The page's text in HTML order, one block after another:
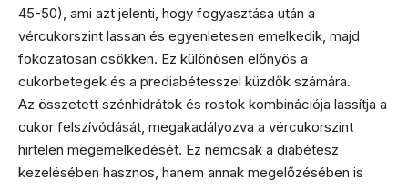
45-50), ami azt jelenti, hogy fogyasztása után a
vércukorszint lassan és egyenletesen emelkedik, majd
fokozatosan csökken. Ez különösen előnyös a
cukorbetegek és a prediabétesszel küzdők számára.
Az összetett szénhidrátok és rostok kombinációja lassítja a
cukor felszívódását, megakadályozva a vércukorszint
hirtelen megemelkedését. Ez nemcsak a diabétesz
kezelésében hasznos, hanem annak megelőzésében is